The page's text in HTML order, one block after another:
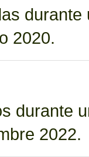
2020.
durante
2022.